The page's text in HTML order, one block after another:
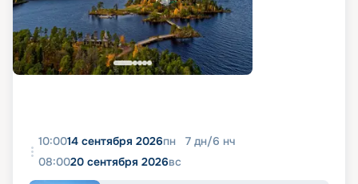
10:0014 сентября 2026пн 7 дн/6 нч
08:0020 сентября 2026вс